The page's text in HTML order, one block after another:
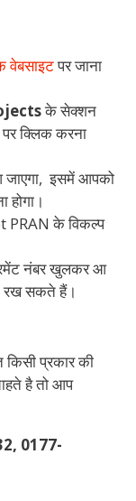
वेबसाइटपर जाना
के सेक्शन
क्लिक करना
इसमें आपको
होगा।
PRAN के विकल्प
नंबर खुलकर आ
रख सकते हैं।
प्रकार की
है तो आप
0177-